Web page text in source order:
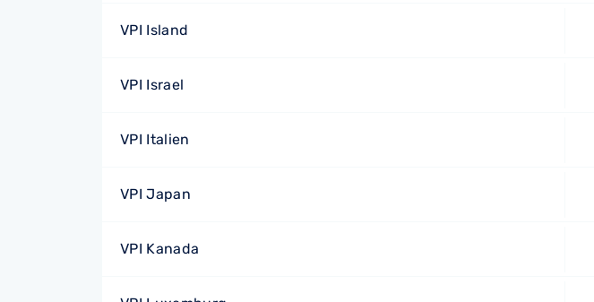
VPI Island
VPI Israel
VPI Italien
VPI Japan
VPI Kanada